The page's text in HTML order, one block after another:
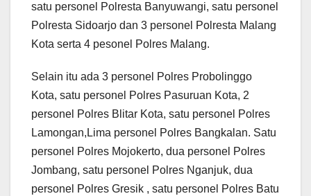
satu personel Polresta Banyuwangi, satu personel
Polresta Sidoarjo dan 3 personel Polresta Malang
Kota serta 4 pesonel Polres Malang.
Selain itu ada 3 personel Polres Probolinggo
Kota, satu personel Polres Pasuruan Kota, 2
personel Polres Blitar Kota, satu personel Polres
Lamongan,Lima personel Polres Bangkalan. Satu
personel Polres Mojokerto, dua personel Polres
Jombang, satu personel Polres Nganjuk, dua
personel Polres Gresik , satu personel Polres Batu